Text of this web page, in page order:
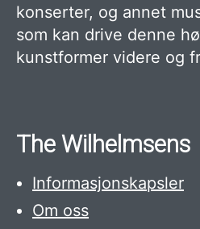
konserter, og annet
som kan drive denne
kunstformer videre og
The Wilhelmsens
Informasjonskapsler
Om oss